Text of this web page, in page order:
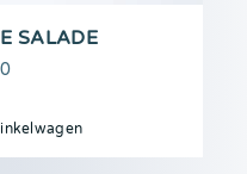
SALADE